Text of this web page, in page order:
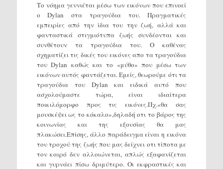
Το νόημα γεννιέται μέσω των εικόνων που επινοεί
ο Dylan στα τραγούδια του. Πραγματικές
εμπειρίες από την ίδια του την ζωή, αλλά και
φανταστικά στιγμιότυπα ζωής συνδέονται και
συνθέτουν τα τραγούδια του. O καθένας
σχηματίζει τις δικές του εικόνες απο τα τραγούδια
του Dylan καθώς και το «μύθο» που μέσω των
εικόνων αυτός φαντάζεται. Εμείς, θεωρούμε ότι τα
τραγούδια του Dylan και ειδικά αυτό που
ασχολούμαστε τώρα, είναι ιδιαίτερα
ποικιλόμορφο προς τις εικόνες.Πχ.«θα σας
μουσκέψει ως το κόκαλο»,δηλαδή οτι το βάρος της
κοινωνίας και της εξουσίας θα μας
πλακώσει.Επίσης, άλλο παράδειγμα είναι η εικόνα
του τροχού της ζωής που μας δείχνει οτι τίποτα με
τον καιρό δεν αλλοιώνεται, απλώς εξαφανίζεται
και γυρνάει πίσω δριμύτερο. Οι εκφραστικές και